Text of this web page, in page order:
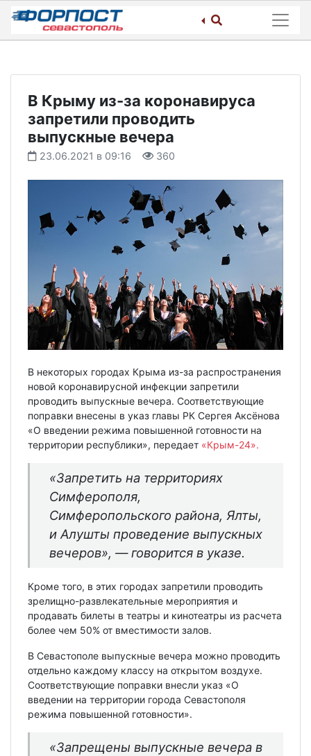
Skip
content
В Крыму из-за коронавируса
запретили проводить
выпускные вечера
23.06.2021 в 09:16 360
В некоторых городах Крыма из-за распространения
новой коронавирусной инфекции запретили
проводить выпускные вечера. Соответствующие
поправки внесены в указ главы РК Сергея Аксёнова
«О введении режима повышенной готовности на
территории республики», передает «Крым-24».
«Запретить на территориях
Симферополя,
Симферопольского района, Ялты,
и Алушты проведение выпускных
вечеров», — говорится в указе.
Кроме того, в этих городах запретили проводить
зрелищно-развлекательные мероприятия и
продавать билеты в театры и кинотеатры из расчета
более чем 50% от вместимости залов.
В Севастополе выпускные вечера можно проводить
отдельно каждому классу на открытом воздухе.
Соответствующие поправки внесли указ «О
введении на территории города Севастополя
режима повышенной готовности».
«Запрещены выпускные вечера в